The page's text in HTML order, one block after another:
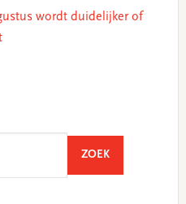
wordt duidelijker of
ZOEKSEARCH